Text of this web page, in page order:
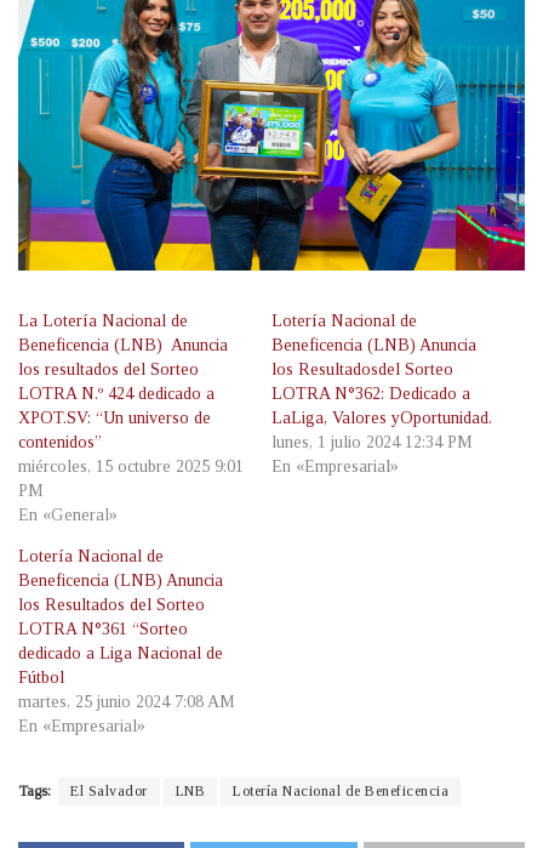
La Lotería Nacional de
Beneficencia (LNB) Anuncia
los resultados del Sorteo
LOTRA N.º 424 dedicado a
XPOT.SV: “Un universo de
contenidos”
miércoles, 15 octubre 2025 9:01
PM
En «General»
Lotería Nacional de
Beneficencia (LNB) Anuncia
los Resultadosdel Sorteo
LOTRA N°362: Dedicado a
LaLiga, Valores yOportunidad.
lunes, 1 julio 2024 12:34 PM
En «Empresarial»
Lotería Nacional de
Beneficencia (LNB) Anuncia
los Resultados del Sorteo
LOTRA N°361 “Sorteo
dedicado a Liga Nacional de
Fútbol
martes, 25 junio 2024 7:08 AM
En «Empresarial»
Tags: El Salvador LNB Lotería Nacional de Beneficencia